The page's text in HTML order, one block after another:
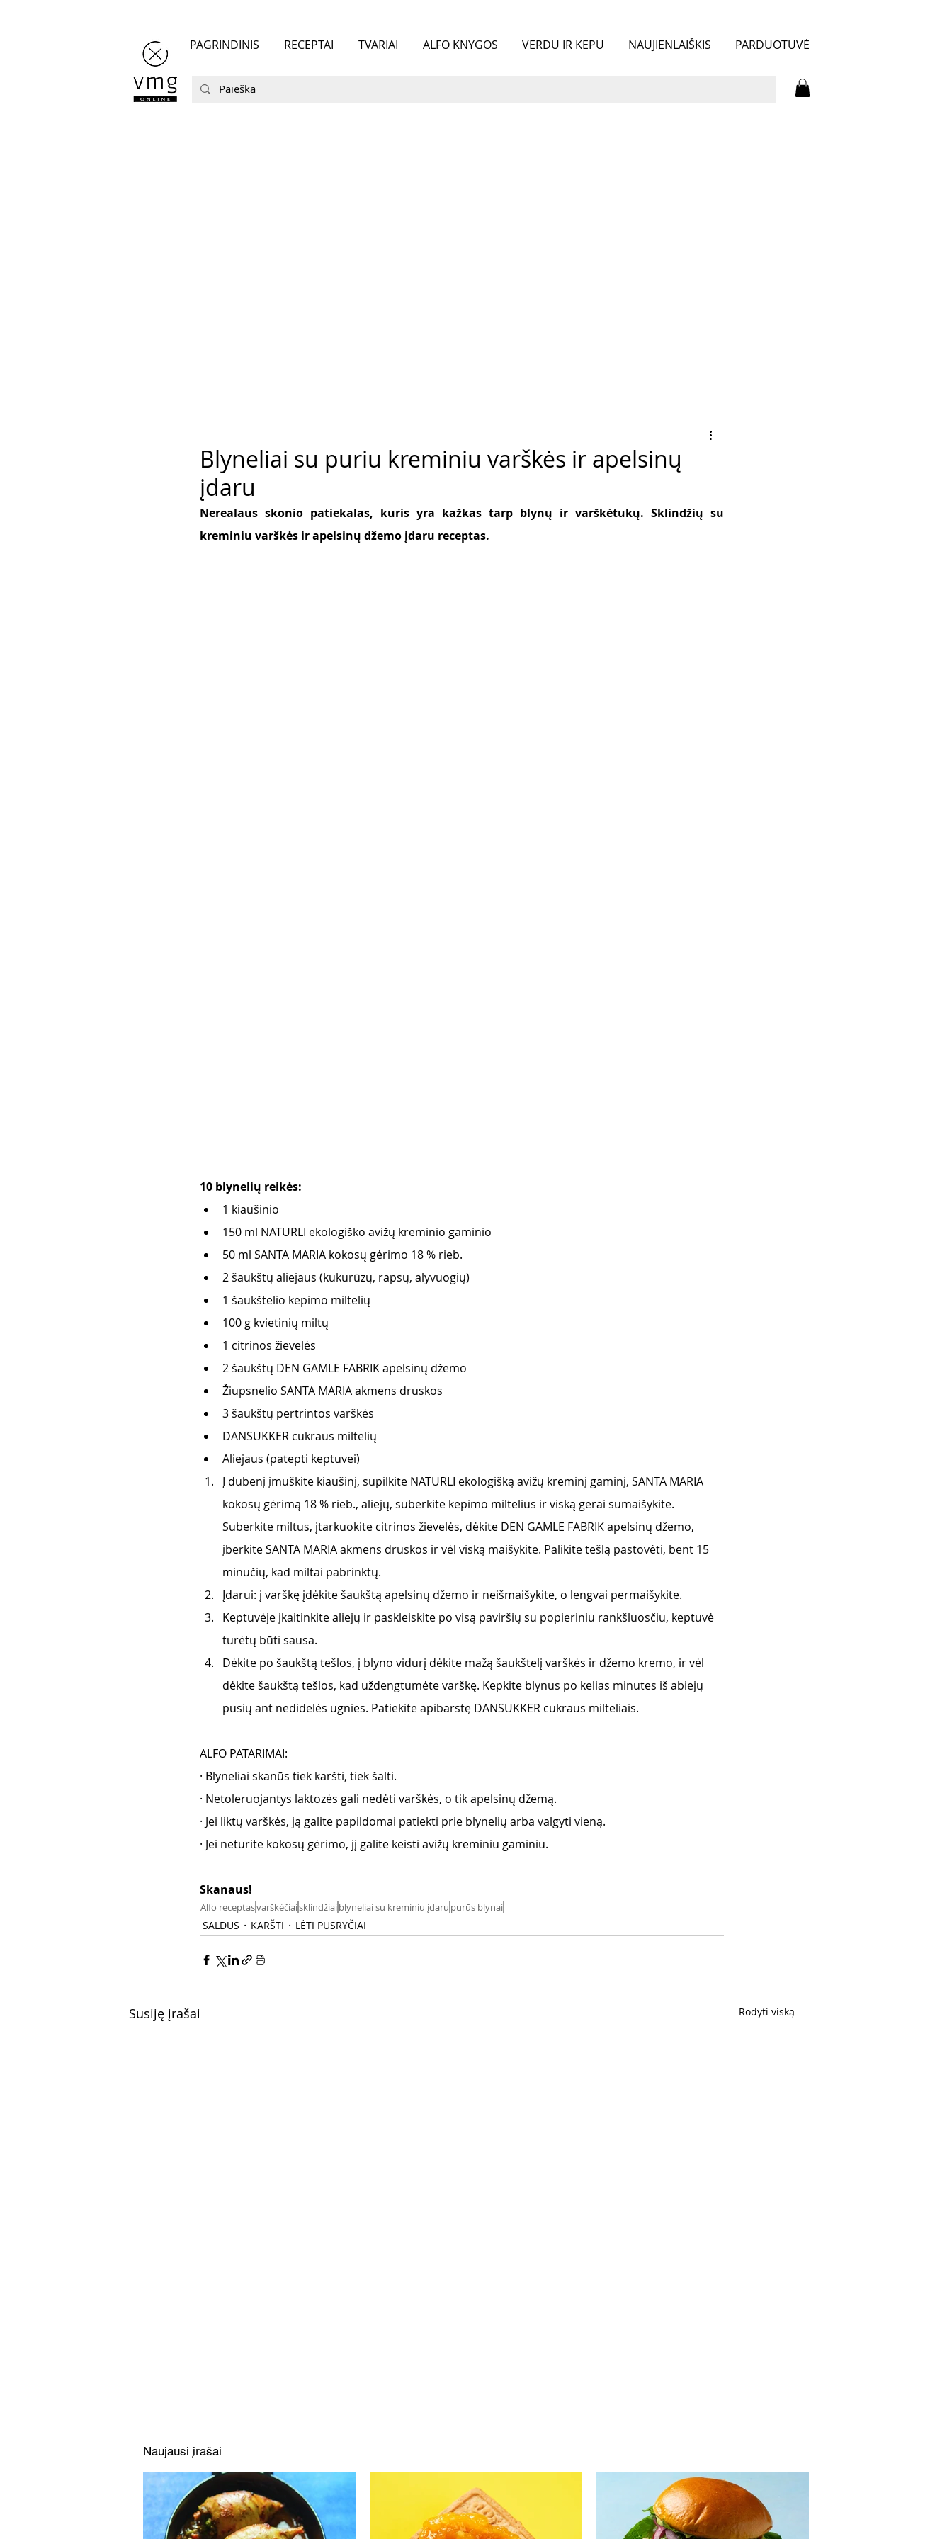
PAGRINDINIS RECEPTAI TVARIAI ALFO KNYGOS VERDU IR KEPU NAUJIENLAIŠKIS PARDUOTUVĖ
Blyneliai su puriu kreminiu varškės ir apelsinų
įdaru
Nerealaus skonio patiekalas, kuris yra kažkas tarp blynų ir varškėtukų. Sklindžių su
kreminiu varškės ir apelsinų džemo įdaru receptas.
10 blynelių reikės:
1 kiaušinio
150 ml NATURLI ekologiško avižų kreminio gaminio
50 ml SANTA MARIA kokosų gėrimo 18 % rieb.
2 šaukštų aliejaus (kukurūzų, rapsų, alyvuogių)
1 šaukštelio kepimo miltelių
100 g kvietinių miltų
1 citrinos žievelės
2 šaukštų DEN GAMLE FABRIK apelsinų džemo
Žiupsnelio SANTA MARIA akmens druskos
3 šaukštų pertrintos varškės
DANSUKKER cukraus miltelių
Aliejaus (patepti keptuvei)
Į dubenį įmuškite kiaušinį, supilkite NATURLI ekologišką avižų kreminį gaminį, SANTA MARIA
kokosų gėrimą 18 % rieb., aliejų, suberkite kepimo miltelius ir viską gerai sumaišykite.
Suberkite miltus, įtarkuokite citrinos žievelės, dėkite DEN GAMLE FABRIK apelsinų džemo,
įberkite SANTA MARIA akmens druskos ir vėl viską maišykite. Palikite tešlą pastovėti, bent 15
minučių, kad miltai pabrinktų.
Įdarui: į varškę įdėkite šaukštą apelsinų džemo ir neišmaišykite, o lengvai permaišykite.
Keptuvėje įkaitinkite aliejų ir paskleiskite po visą paviršių su popieriniu rankšluosčiu, keptuvė
turėtų būti sausa.
Dėkite po šaukštą tešlos, į blyno vidurį dėkite mažą šaukštelį varškės ir džemo kremo, ir vėl
dėkite šaukštą tešlos, kad uždengtumėte varškę. Kepkite blynus po kelias minutes iš abiejų
pusių ant nedidelės ugnies. Patiekite apibarstę DANSUKKER cukraus milteliais.
ALFO PATARIMAI:
· Blyneliai skanūs tiek karšti, tiek šalti.
· Netoleruojantys laktozės gali nedėti varškės, o tik apelsinų džemą.
· Jei liktų varškės, ją galite papildomai patiekti prie blynelių arba valgyti vieną.
· Jei neturite kokosų gėrimo, jį galite keisti avižų kreminiu gaminiu.
Skanaus!
Alfo receptasvarškėčiaisklindžiaiblyneliai su kreminiu įdaru purūs blynai
SALDŪS KARŠTI LĖTI PUSRYČIAI
Susiję įrašai Rodyti viską
Naujausi įrašai